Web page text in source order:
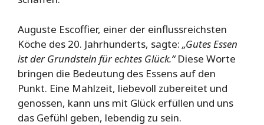
Auguste Escoffier, einer der einflussreichsten
Köche des 20. Jahrhunderts, sagte: „Gutes Essen
ist der Grundstein für echtes Glück.“Diese Worte
bringen die Bedeutung des Essens auf den
Punkt. Eine Mahlzeit, liebevoll zubereitet und
genossen, kann uns mit Glück erfüllen und uns
das Gefühl geben, lebendig zu sein.